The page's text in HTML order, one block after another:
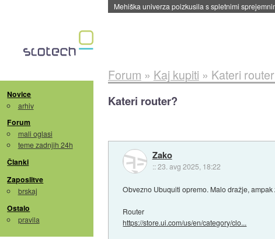
Evropska vesoljska agencija razvija svojo raketo
Novice
arhiv
Forum
mali oglasi
teme zadnjih 24h
Članki
Zaposlitve
brskaj
Ostalo
pravila
Forum » Kaj kupiti » Kateri
Kateri router?
Zako
::23. avg 2025, 18:22
Obvezno Ubuquiti opremo. Malo dražje,
Router
https://store.ui.com/us/en/category/clo...